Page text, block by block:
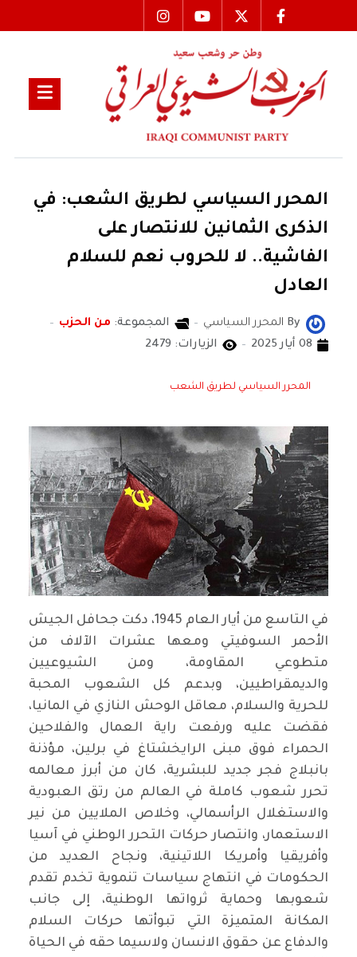
المحرر السياسي لطريق الشعب: في
الذكرى الثمانين للانتصار على
الفاشية.. لا للحروب نعم للسلام
العادل
By المحرر السياسي المجموعة: من الحزب
08 أيار 2025
الزيارات: 2479
المحرر السياسي لطريق الشعب
في التاسع من أيار العام 1945، دكت جحافل الجيش
الأحمر السوفيتي ومعها عشرات الآلاف من
متطوعي المقاومة، ومن الشيوعيين
والديمقراطيين، وبدعم كل الشعوب المحبة
للحرية والسلام، معاقل الوحش النازي في المانيا،
فقضت عليه ورفعت راية العمال والفلاحين
الحمراء فوق مبنى الرايخشتاغ في برلين، مؤذنة
بانبلاج فجر جديد للبشرية، كان من أبرز معالمه
تحرر شعوب كاملة في العالم من رتق العبودية
والاستغلال الرأسمالي، وخلاص الملايين من نير
الاستعمار، وانتصار حركات التحرر الوطني في آسيا
وأفريقيا وأمريكا اللاتينية، ونجاح العديد من
الحكومات في انتهاج سياسات تنموية تخدم تقدم
شعوبها وحماية ثرواتها الوطنية، إلى جانب
المكانة المتميزة التي تبوأتها حركات السلام
والدفاع عن حقوق الانسان ولاسيما حقه في الحياة